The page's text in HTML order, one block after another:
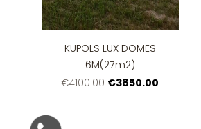
KUPOLS LUX DOMES
6M(27m2)
€4100.00 €3850.00